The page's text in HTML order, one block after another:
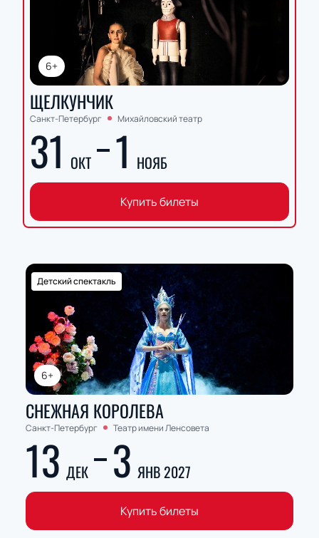
6+
ЩЕЛКУНЧИК
Санкт-Петербург Михайловский театр
31 ОКТ 1 НОЯБ
Купить билеты
6+
Детский спектакль
СНЕЖНАЯ КОРОЛЕВА
Санкт-Петербург Театр имени Ленсовета
13 ДЕК 3 ЯНВ 2027
Купить билеты